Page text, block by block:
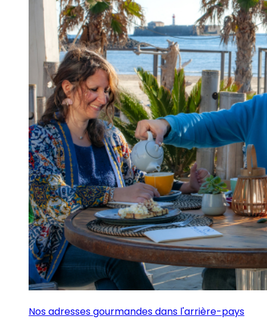
Nos adresses gourmandes dans l'arrière-pays